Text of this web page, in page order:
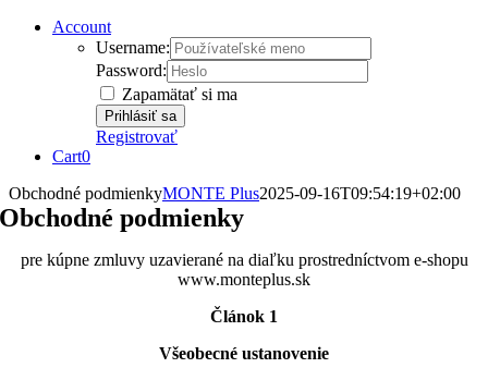
Account
Username:
Password:
Zapamätať si ma
Registrovať
Cart0
Obchodné podmienkyMONTE Plus2025-09-16T09:54:19+02:00
Obchodné podmienky
pre kúpne zmluvy uzavierané na diaľku prostredníctvom e-shopu
www.monteplus.sk
Článok 1
Všeobecné ustanovenie